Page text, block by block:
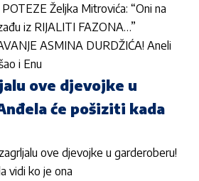
Željka Mitrovića: “Oni na
iz RIJALITI FAZONA…”
ASMINA DURDŽIĆA! Aneli
i Enu
ove djevojke u
će pošiziti kada
ove djevojke u garderoberu!
vidi ko je ona